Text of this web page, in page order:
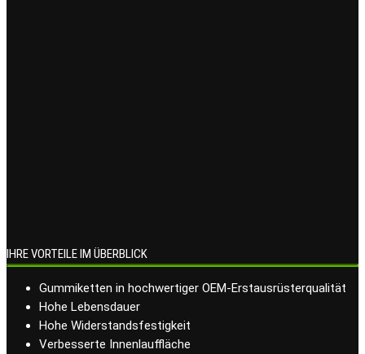
IHRE VORTEILE IM ÜBERBLICK
Gummiketten in hochwertiger OEM-Erstausrüsterqualität
Hohe Lebensdauer
Hohe Widerstandsfestigkeit
Verbesserte Innenlauffläche